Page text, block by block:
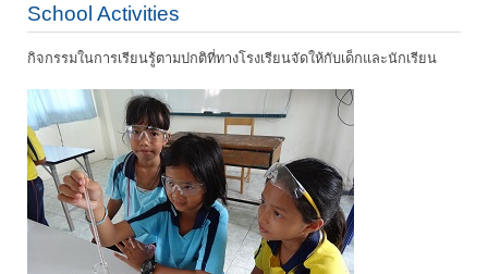
School Activities
กิจกรรมในการเรียนรู้ตามปกติที่ทางโรงเรียนจัดให้กับเด็กและนักเรียน